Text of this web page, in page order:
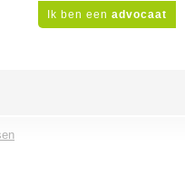
Ik ben een advocaat